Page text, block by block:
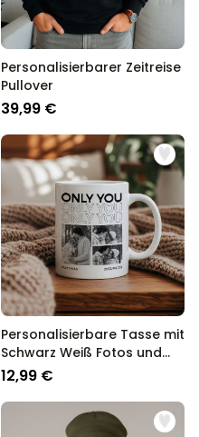
Personalisierbarer Zeitreise
Pullover
39,99 €
Personalisierbare Tasse mit
Schwarz Weiß Fotos und
Text
12,99 €